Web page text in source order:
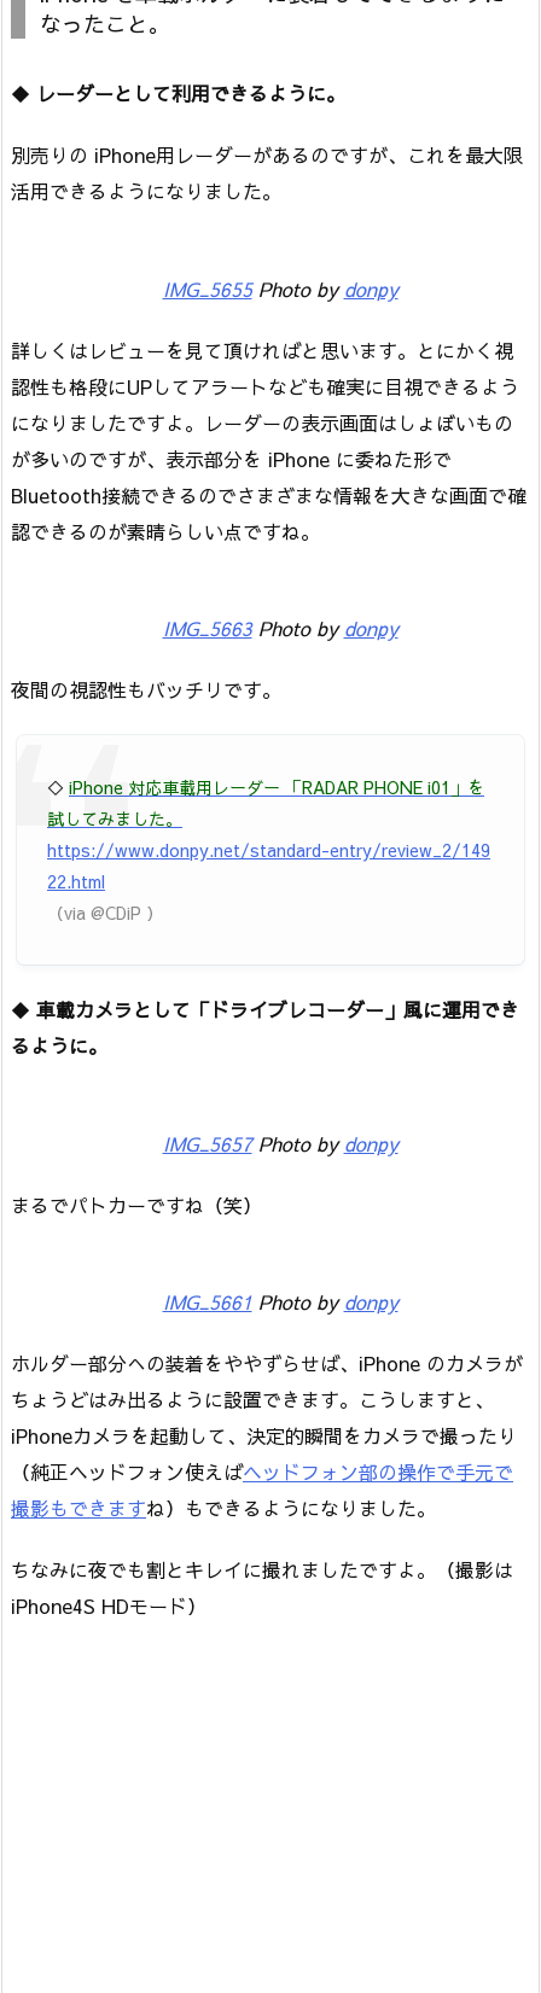
なったこと。
◆ レーダーとして利用できるように。
別売りの iPhone用レーダーがあるのですが、これを最大限
活用できるようになりました。
IMG_5655Photo bydonpy
詳しくはレビューを見て頂ければと思います。とにかく視
認性も格段にUPしてアラートなども確実に目視できるよう
になりましたですよ。レーダーの表示画面はしょぼいもの
が多いのですが、表示部分を iPhone に委ねた形で
Bluetooth接続できるのでさまざまな情報を大きな画面で確
認できるのが素晴らしい点ですね。
IMG_5663Photo bydonpy
夜間の視認性もバッチリです。
◇ iPhone 対応車載用レーダー 「RADAR PHONE i01」を
試してみました。
https://www.donpy.net/standard-entry/review_2/149
22.html
（via @CDiP ）
◆ 車載カメラとして「ドライブレコーダー」風に運用でき
るように。
IMG_5657Photo bydonpy
まるでパトカーですね（笑）
IMG_5661Photo bydonpy
ホルダー部分への装着をややずらせば、iPhone のカメラが
ちょうどはみ出るように設置できます。こうしますと、
iPhoneカメラを起動して、決定的瞬間をカメラで撮ったり
（純正ヘッドフォン使えばヘッドフォン部の操作で手元で
撮影もできますね）もできるようになりました。
ちなみに夜でも割とキレイに撮れましたですよ。（撮影は
iPhone4S HDモード）